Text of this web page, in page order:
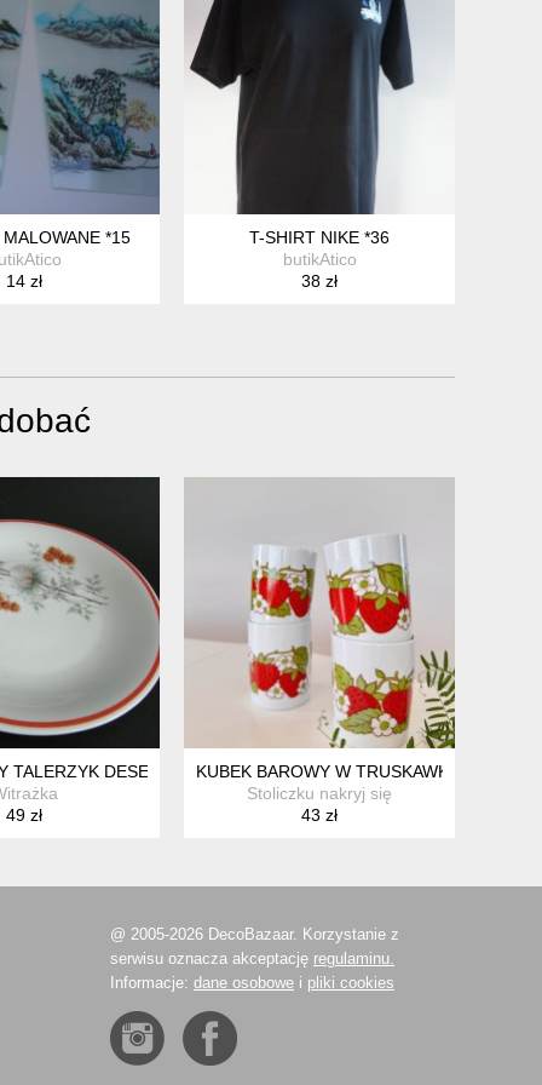
*15
14 zł
T-SHIRT NIKE *36
butikAtico
38 zł
❤ LATA 50-TE. XXW.
TALERZYK DESEROWY PŁASKI, LUBIANA. WZÓR OSET, BUKIET
49 zł
KUBEK BAROWY W TRUSKAWKI, PRL
Stoliczku nakryj się
43 zł
@ 2005-2026 DecoBazaar. Korzystanie z
serwisu oznacza akceptację regulaminu.
Informacje: dane osobowe i pliki cookies